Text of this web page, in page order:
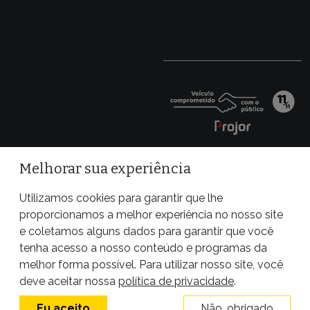
Site desenvolvido por
Melhorar sua experiência
Utilizamos cookies para garantir que lhe
proporcionamos a melhor experiência no nosso site
e coletamos alguns dados para garantir que você
tenha acesso a nosso conteúdo e programas da
melhor forma possível. Para utilizar nosso site, você
deve aceitar nossa política de privacidade.